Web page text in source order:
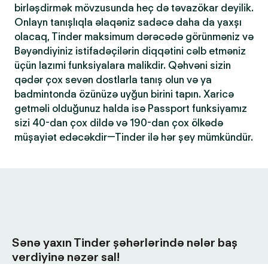
birləşdirmək mövzusunda heç də təvazökar deyilik.
Onlayn tanışlıqla əlaqəniz sadəcə daha da yaxşı
olacaq, Tinder maksimum dərəcədə görünməniz və
Bəyəndiyiniz istifadəçilərin diqqətini cəlb etməniz
üçün lazımi funksiyalara malikdir. Qəhvəni sizin
qədər çox sevən dostlarla tanış olun və ya
badmintonda özünüzə uyğun birini tapın. Xaricə
getməli olduğunuz halda isə Passport funksiyamız
sizi 40-dan çox dildə və 190-dan çox ölkədə
müşayiət edəcəkdir—Tinder ilə hər şey mümkündür.
Sənə yaxın Tinder şəhərlərində nələr baş
verdiyinə nəzər sal!